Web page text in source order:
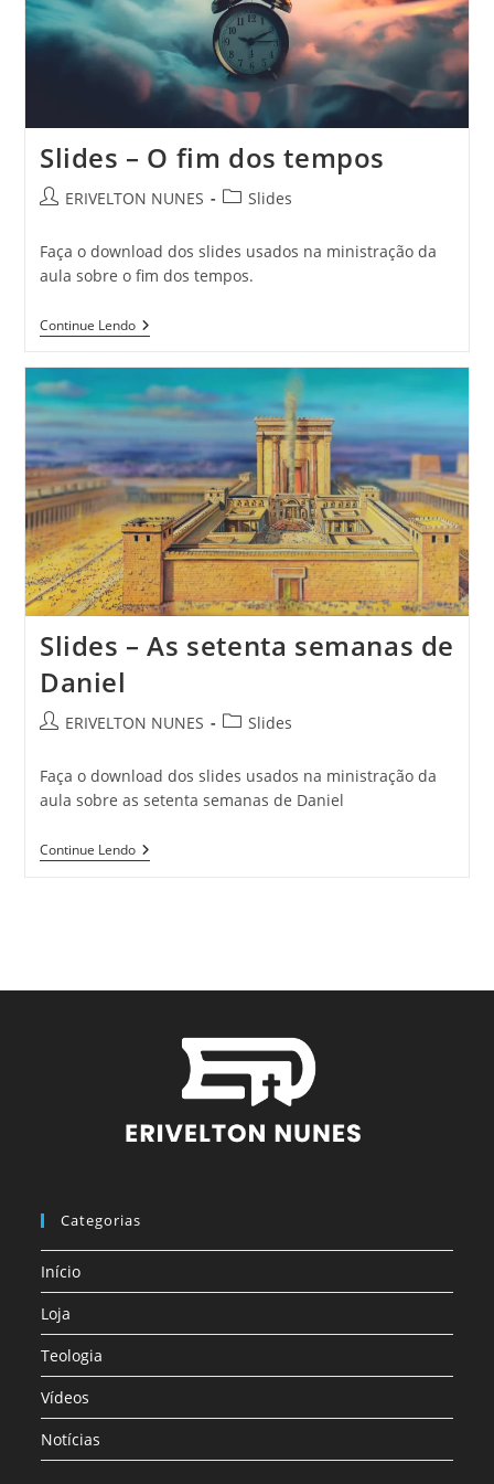
Slides – O fim dos tempos
ERIVELTON NUNES Slides
Faça o download dos slides usados na ministração da
aula sobre o fim dos tempos.
Continue Lendo
Slides – As setenta semanas de
Daniel
ERIVELTON NUNES Slides
Faça o download dos slides usados na ministração da
aula sobre as setenta semanas de Daniel
Continue Lendo
Categorias
Início
Loja
Teologia
Vídeos
Notícias